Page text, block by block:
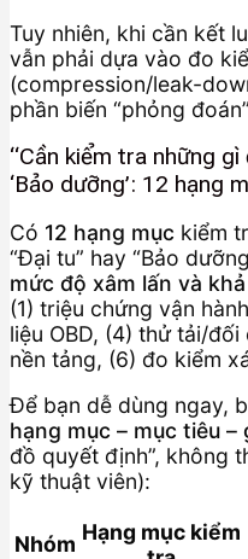
Tuy nhiên, khi cần kết
vẫn phải dựa vào đo
(compression/leak-
phần biến “phỏng
“Cần kiểm tra những gì
‘Bảo dưỡng’: 12 hạng
Có 12 hạng mục kiểm
“Đại tu” hay “Bảo
mức độ xâm lấn và
(1) triệu chứng vận
liệu OBD, (4) thử tải/
nền tảng, (6) đo kiểm
Để bạn dễ dùng ngay,
hạng mục – mục tiêu –
đồ quyết định”, không
kỹ thuật viên):
Nhóm Hạng mục kiểm